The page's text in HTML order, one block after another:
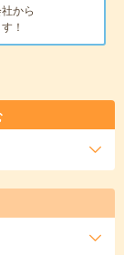
から
！